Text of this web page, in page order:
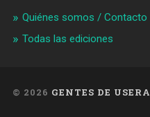
Quiénes somos / Contacto
Todas las ediciones
© 2026 GENTES DE USERA